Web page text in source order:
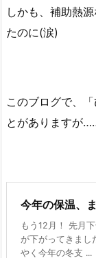
しかも、補助熱
たのに(涙)
このブログで、
とがありますが
今年の保温、
もう12月！ 先月
が下がってきまし
やく今年の冬支 ...